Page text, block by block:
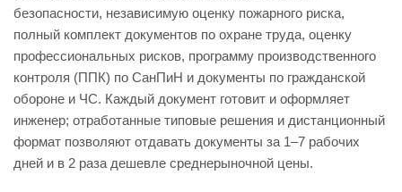
безопасности, независимую оценку пожарного риска,
полный комплект документов по охране труда, оценку
профессиональных рисков, программу производственного
контроля (ППК) по СанПиН и документы по гражданской
обороне и ЧС. Каждый документ готовит и оформляет
инженер; отработанные типовые решения и дистанционный
формат позволяют отдавать документы за 1–7 рабочих
дней и в 2 раза дешевле среднерыночной цены.